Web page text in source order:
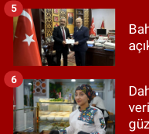
5
6